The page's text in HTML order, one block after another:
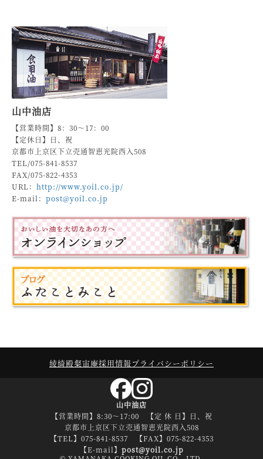
山中油店
【営業時間】8：30～17：00
【定休日】日、祝
京都市上京区下立売通智恵光院西入508
TEL/075-841-8537
FAX/075-822-4353
URL： http://www.yoil.co.jp/
E-mail： post@yoil.co.jp
綾綺殿粲宙庵採用情報 プライバシーポリシー
山中油店
【営業時間】8:30～17:00 【定 休 日】日、祝
京都市上京区下立売通智恵光院西入508
【TEL】075-841-8537 【FAX】075-822-4353
【E-mail】 post@yoil.co.jp